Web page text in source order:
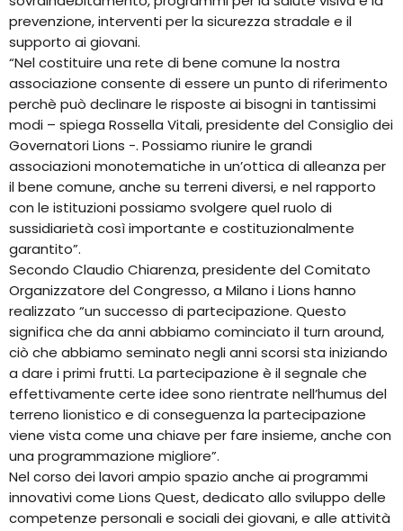
prevenzione, interventi per la sicurezza stradale e il
supporto ai giovani.
“Nel costituire una rete di bene comune la nostra
associazione consente di essere un punto di riferimento
perchè può declinare le risposte ai bisogni in tantissimi
modi – spiega Rossella Vitali, presidente del Consiglio dei
Governatori Lions -. Possiamo riunire le grandi
associazioni monotematiche in un’ottica di alleanza per
il bene comune, anche su terreni diversi, e nel rapporto
con le istituzioni possiamo svolgere quel ruolo di
sussidiarietà così importante e costituzionalmente
garantito”.
Secondo Claudio Chiarenza, presidente del Comitato
Organizzatore del Congresso, a Milano i Lions hanno
realizzato “un successo di partecipazione. Questo
significa che da anni abbiamo cominciato il turn around,
ciò che abbiamo seminato negli anni scorsi sta iniziando
a dare i primi frutti. La partecipazione è il segnale che
effettivamente certe idee sono rientrate nell’humus del
terreno lionistico e di conseguenza la partecipazione
viene vista come una chiave per fare insieme, anche con
una programmazione migliore”.
Nel corso dei lavori ampio spazio anche ai programmi
innovativi come Lions Quest, dedicato allo sviluppo delle
competenze personali e sociali dei giovani, e alle attività